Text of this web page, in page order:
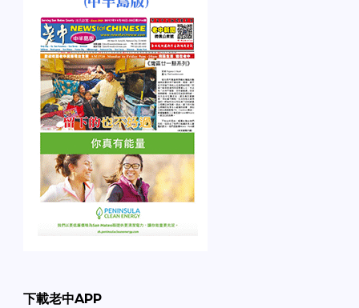
下載老中APP